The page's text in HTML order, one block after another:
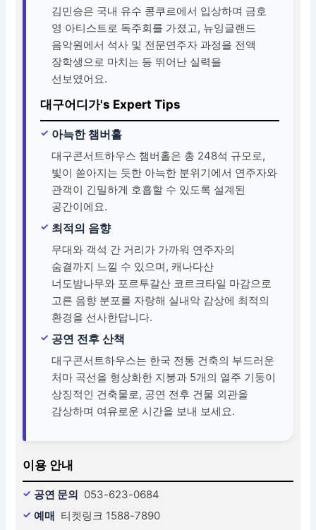
김민승은 국내 유수 콩쿠르에서 입상하며 금호
영 아티스트로 독주회를 가졌고, 뉴잉글랜드
음악원에서 석사 및 전문연주자 과정을 전액
장학생으로 마치는 등 뛰어난 실력을
선보였어요.
대구어디가's Expert Tips
아늑한 챔버홀
대구콘서트하우스 챔버홀은 총 248석 규모로,
빛이 쏟아지는 듯한 아늑한 분위기에서 연주자와
관객이 긴밀하게 호흡할 수 있도록 설계된
공간이에요.
최적의 음향
무대와 객석 간 거리가 가까워 연주자의
숨결까지 느낄 수 있으며, 캐나다산
너도밤나무와 포르투갈산 코르크타일 마감으로
고른 음향 분포를 자랑해 실내악 감상에 최적의
환경을 선사한답니다.
공연 전후 산책
대구콘서트하우스는 한국 전통 건축의 부드러운
처마 곡선을 형상화한 지붕과 5개의 열주 기둥이
상징적인 건축물로, 공연 전후 건물 외관을
감상하며 여유로운 시간을 보내 보세요.
이용 안내
공연 문의 053-623-0684
예매 티켓링크 1588-7890